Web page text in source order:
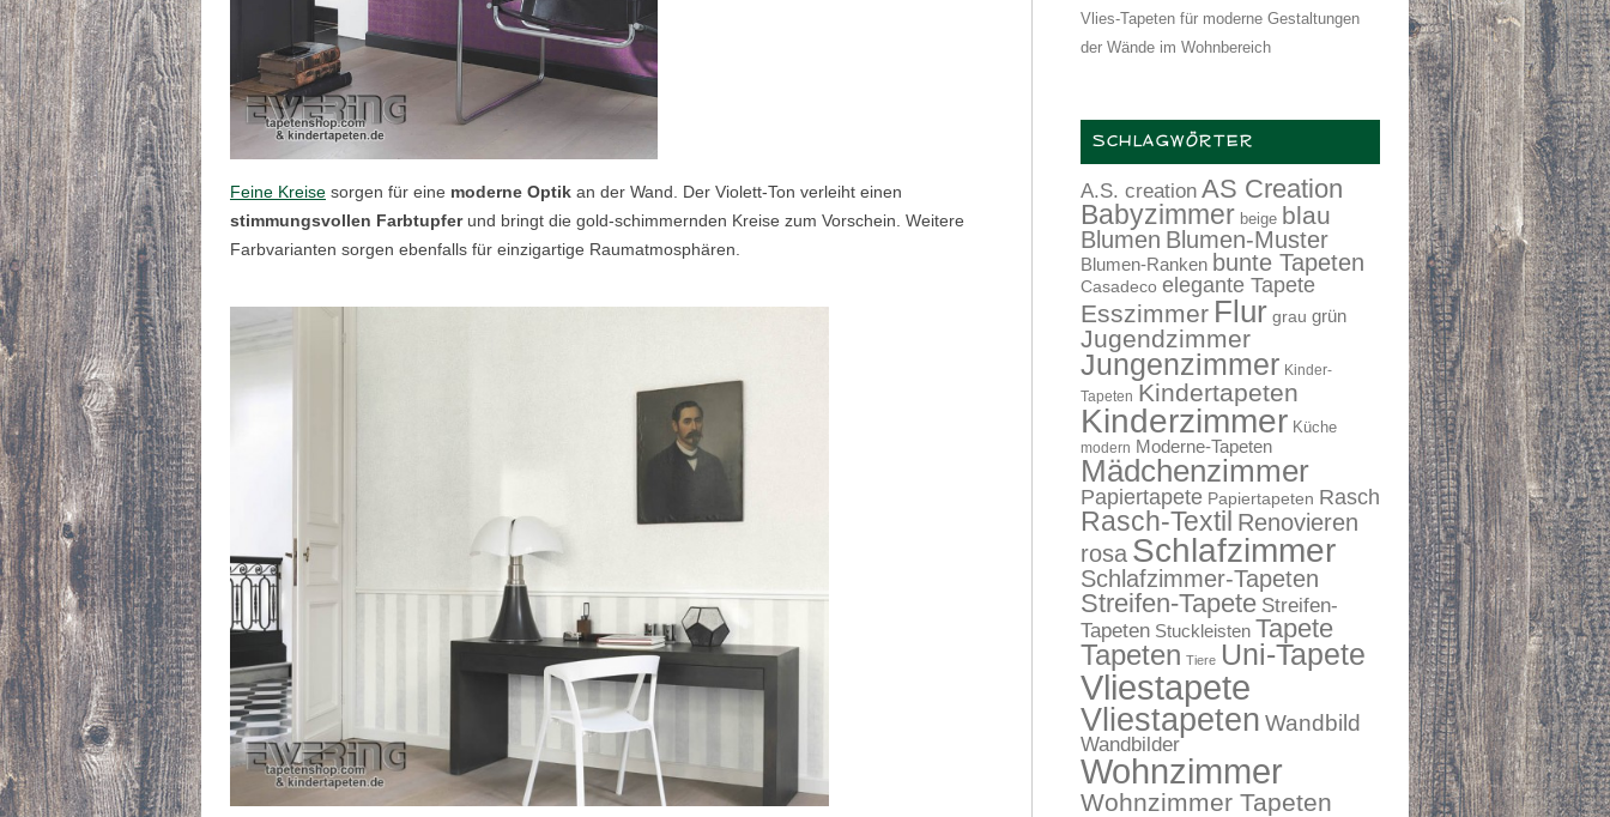
Feine Kreise sorgen für eine moderne Optik an der Wand. Der Violett-Ton verleiht einen
stimmungsvollen Farbtupferund bringt die gold-schimmernden Kreise zum Vorschein. Weitere
Farbvarianten sorgen ebenfalls für einzigartige Raumatmosphären.
Vlies-Tapeten für moderne Gestaltungen
der Wände im Wohnbereich
SCHLAGWÖRTER
A.S. creation AS Creation
Babyzimmer beige blau
Blumen Blumen-Muster
Blumen-Ranken bunte Tapeten
Casadeco elegante Tapete
Esszimmer Flur grau grün
Jugendzimmer
Jungenzimmer Kinder-
Tapeten Kindertapeten
Kinderzimmer Küche
modern Moderne-Tapeten
Mädchenzimmer
Papiertapete Papiertapeten Rasch
Rasch-Textil Renovieren
rosa Schlafzimmer
Schlafzimmer-Tapeten
Streifen-Tapete Streifen-
Tapeten Stuckleisten Tapete
Tapeten Tiere Uni-Tapete
Vliestapete
Vliestapeten Wandbild
Wandbilder
Wohnzimmer
Wohnzimmer Tapeten